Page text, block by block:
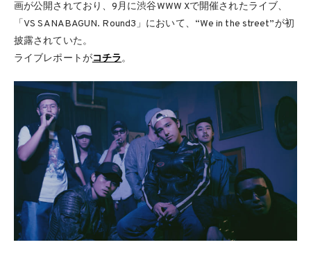
画が公開されており、9月に渋谷WWW Xで開催されたライブ、
「VS SANABAGUN. Round3」において、“We in the street”が初
披露されていた。
ライブレポートがコチラ。